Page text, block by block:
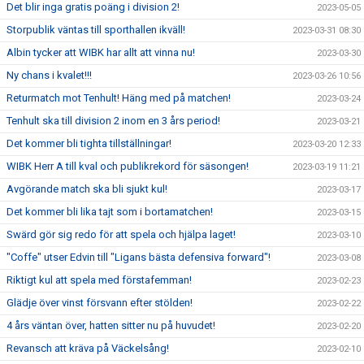
Det blir inga gratis poäng i division 2! 2023-05-05
Storpublik väntas till sporthallen ikväll! 2023-03-31 08:30
Albin tycker att WIBK har allt att vinna nu! 2023-03-30
Ny chans i kvalet!!! 2023-03-26 10:56
Returmatch mot Tenhult! Häng med på matchen! 2023-03-24
Tenhult ska till division 2 inom en 3 års period! 2023-03-21
Det kommer bli tighta tillställningar! 2023-03-20 12:33
WIBK Herr A till kval och publikrekord för säsongen! 2023-03-19 11:21
Avgörande match ska bli sjukt kul! 2023-03-17
Det kommer bli lika tajt som i bortamatchen! 2023-03-15
Swärd gör sig redo för att spela och hjälpa laget! 2023-03-10
"Coffe" utser Edvin till "Ligans bästa defensiva forward"! 2023-03-08
Riktigt kul att spela med förstafemman! 2023-02-23
Glädje över vinst försvann efter stölden! 2023-02-22
4 års väntan över, hatten sitter nu på huvudet! 2023-02-20
Revansch att kräva på Väckelsång! 2023-02-10